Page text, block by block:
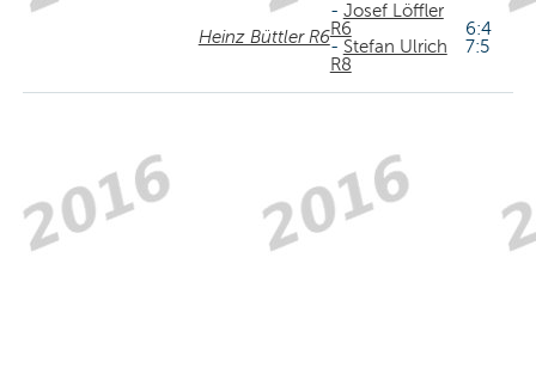
Heinz Büttler R6
- Josef Löffler
R6
- Stefan Ulrich
R8
6:4
7:5